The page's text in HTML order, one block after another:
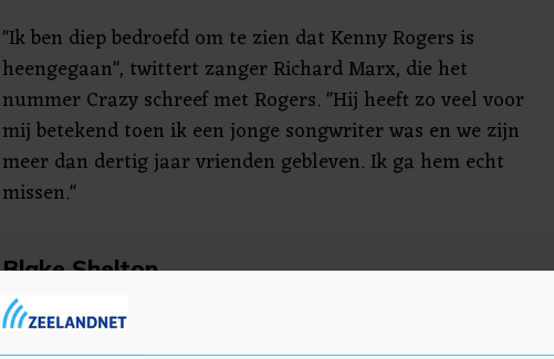
"Ik ben diep bedroefd om te zien dat Kenny Rogers is
heengegaan", twittert zanger Richard Marx, die het
nummer Crazy schreef met Rogers. "Hij heeft zo veel voor
mij betekend toen ik een jonge songwriter was en we zijn
meer dan dertig jaar vrienden gebleven. Ik ga hem echt
missen."
Blake Shelton
Ook countryzanger Blake Shelton gaat Rogers missen. "Ik